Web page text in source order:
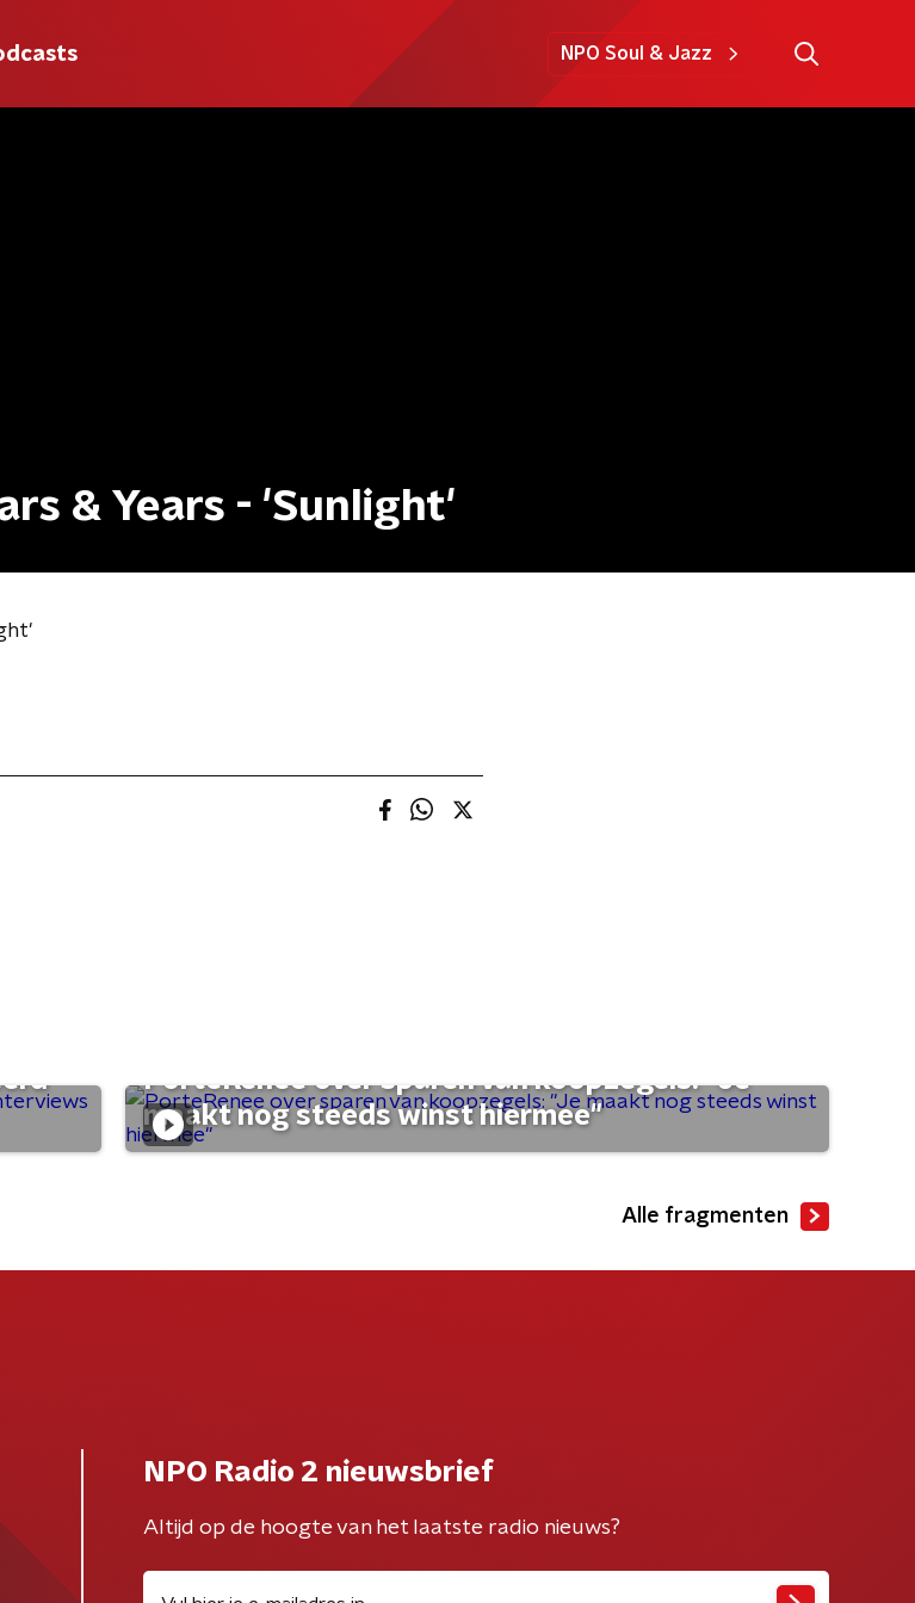
NPO Soul & Jazz
& Years - 'Sunlight'
PorteRenee over sparen van koopzegels: "Je
maakt nog steeds winst hiermee"
Alle fragmenten
NPO Radio 2 nieuwsbrief
Altijd op de hoogte van het laatste radio nieuws?